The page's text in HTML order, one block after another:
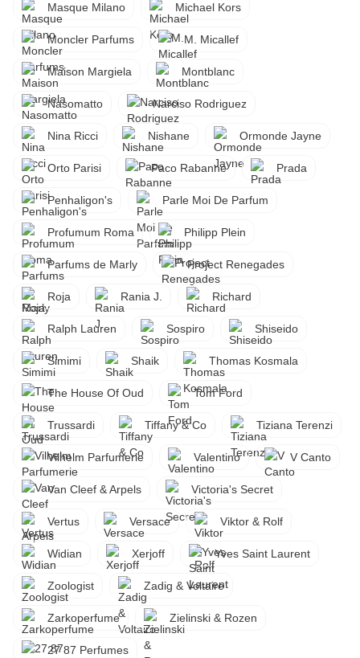
Masque Milano Michael Kors
Moncler Parfums M. Micallef
Maison Margiela Montblanc
Nasomatto Narciso Rodriguez
Nina Ricci Nishane Ormonde Jayne
Orto Parisi Paco Rabanne Prada
Penhaligon's Parle Moi De Parfum
Profumum Roma Philipp Plein
Parfums de Marly Project Renegades
Roja Rania J. Richard
Ralph Lauren Sospiro Shiseido
Simimi Shaik Thomas Kosmala
The House Of Oud Tom Ford
Trussardi Tiffany & Co Tiziana Terenzi
Vilhelm Parfumerie Valentino V Canto
Van Cleef & Arpels Victoria's Secret
Vertus Versace Viktor & Rolf
Widian Xerjoff Yves Saint Laurent
Zoologist Zadig & Voltaire
Zarkoperfume Zielinski & Rozen
27 87 Perfumes